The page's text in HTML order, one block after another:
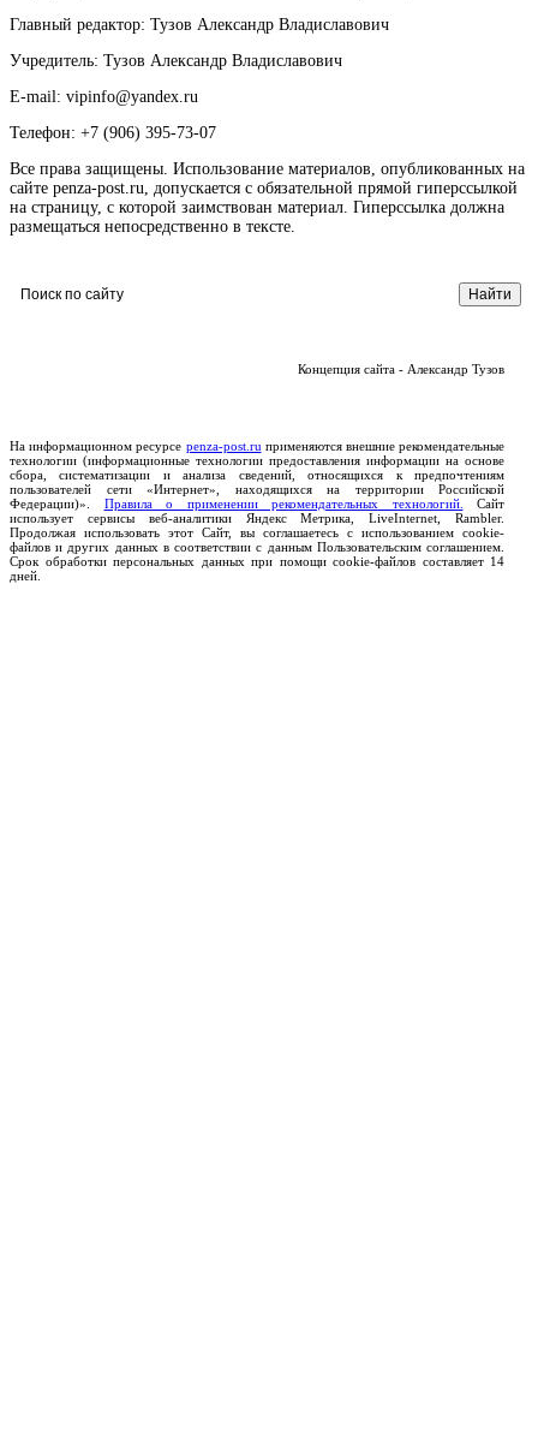
Главный редактор: Тузов Александр Владиславович
Учредитель: Тузов Александр Владиславович
E-mail: vipinfo@yandex.ru
Телефон: +7 (906) 395-73-07
Все права защищены. Использование материалов, опубликованных на
сайте penza-post.ru, допускается с обязательной прямой гиперссылкой
на страницу, с которой заимствован материал. Гиперссылка должна
размещаться непосредственно в тексте.
Концепция сайта - Александр Тузов
На информационном ресурсе penza-post.ru применяются внешние рекомендательные
технологии (информационные технологии предоставления информации на основе
сбора, систематизации и анализа сведений, относящихся к предпочтениям
пользователей сети «Интернет», находящихся на территории Российской
Федерации)». Правила о применении рекомендательных технологий.
Сайт
использует сервисы веб-аналитики Яндекс Метрика, LiveInternet, Rambler.
Продолжая использовать этот Сайт, вы соглашаетесь с использованием cookie-
файлов и других данных в соответствии с данным Пользовательским соглашением.
Срок обработки персональных данных при помощи cookie-файлов составляет 14
дней.